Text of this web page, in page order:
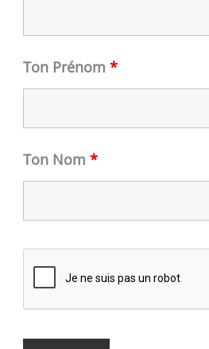
Ton Prénom *
Ton Nom *